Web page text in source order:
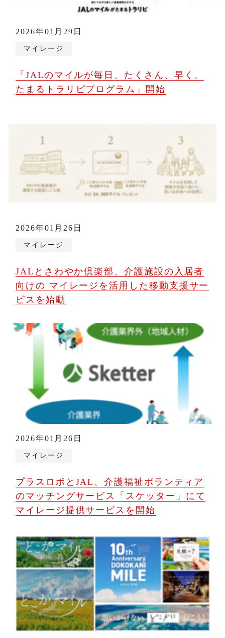
2026年01月29日
マイレージ
「JALのマイルが毎日、たくさん、早く、
たまるトラリピプログラム」開始
2026年01月26日
マイレージ
JALとさわやか倶楽部、介護施設の入居者
向けの マイレージを活用した移動支援サー
ビスを始動
2026年01月26日
マイレージ
プラスロボとJAL、介護福祉ボランティア
のマッチングサービス「スケッター」にて
マイレージ提供サービスを開始